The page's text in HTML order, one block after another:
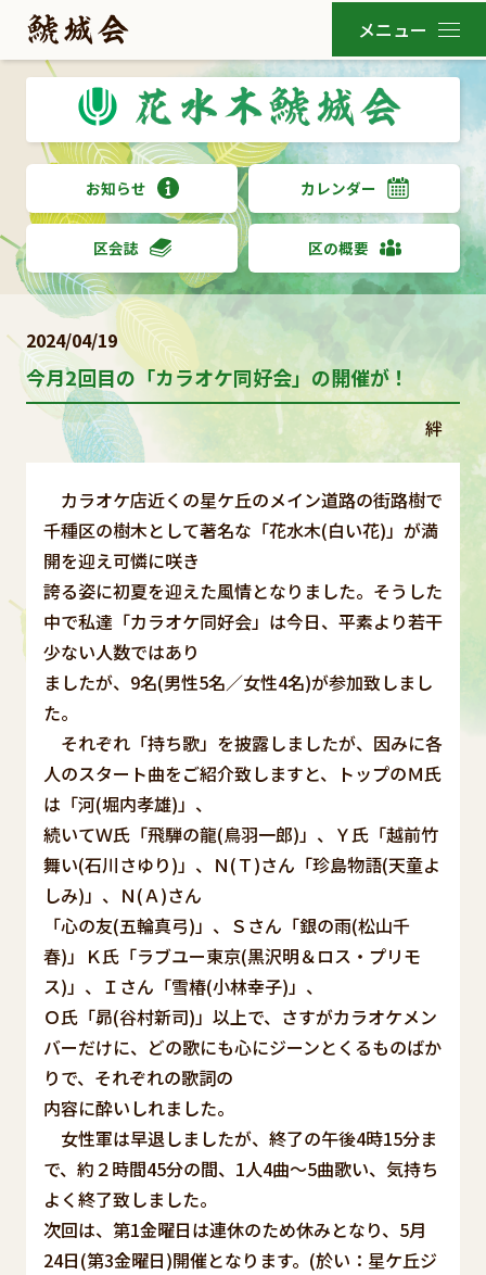
お知らせ カレンダー
区会誌 区の概要
2024/04/19
今月2回目の「カラオケ同好会」の開催が！
絆
カラオケ店近くの星ケ丘のメイン道路の街路樹で
千種区の樹木として著名な「花水木(白い花)」が満
開を迎え可憐に咲き
誇る姿に初夏を迎えた風情となりました。そうした
中で私達「カラオケ同好会」は今日、平素より若干
少ない人数ではあり
ましたが、9名(男性5名／女性4名)が参加致しまし
た。
それぞれ「持ち歌」を披露しましたが、因みに各
人のスタート曲をご紹介致しますと、トップのＭ氏
は「河(堀内孝雄)」、
続いてＷ氏「飛騨の龍(鳥羽一郎)」、Ｙ氏「越前竹
舞い(石川さゆり)」、Ｎ(Ｔ)さん「珍島物語(天童よ
しみ)」、Ｎ(Ａ)さん
「心の友(五輪真弓)」、Ｓさん「銀の雨(松山千
春)」Ｋ氏「ラブユー東京(黒沢明＆ロス・プリモ
ス)」、Ｉさん「雪椿(小林幸子)」、
Ｏ氏「昴(谷村新司)」以上で、さすがカラオケメン
バーだけに、どの歌にも心にジーンとくるものばか
りで、それぞれの歌詞の
内容に酔いしれました。
女性軍は早退しましたが、終了の午後4時15分ま
で、約２時間45分の間、1人4曲～5曲歌い、気持ち
よく終了致しました。
次回は、第1金曜日は連休のため休みとなり、5月
24日(第3金曜日)開催となります。(於い：星ケ丘ジ